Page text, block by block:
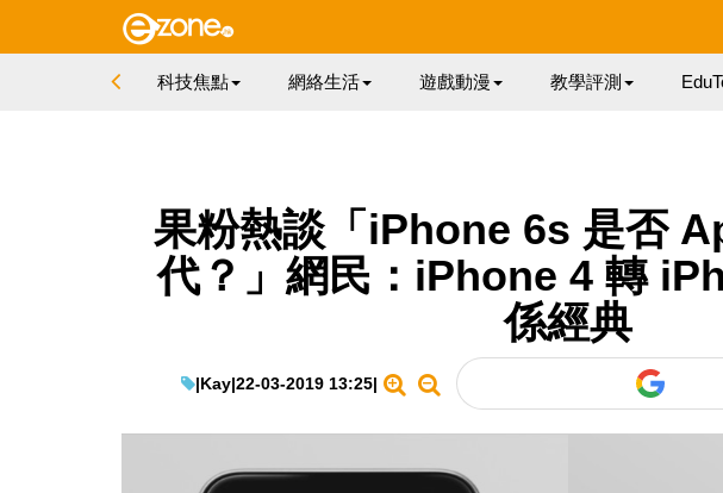
科技焦點 網絡生活 遊戲動漫 教學評測
果粉熱談「iPhone 6s 是否
代？」網民：iPhone 4 轉
係經典
|Kay|22-03-2019 13:25|